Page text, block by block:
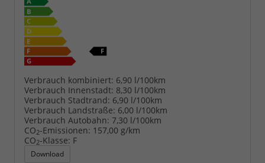
Verbrauch kombiniert: 6,90 l/100km
Verbrauch Innenstadt: 8,30 l/100km
Verbrauch Stadtrand: 6,90 l/100km
Verbrauch Landstraße: 6,00 l/100km
Verbrauch Autobahn: 7,30 l/100km
CO2-Emissionen: 157,00 g/km
CO2-Klasse: F
Download